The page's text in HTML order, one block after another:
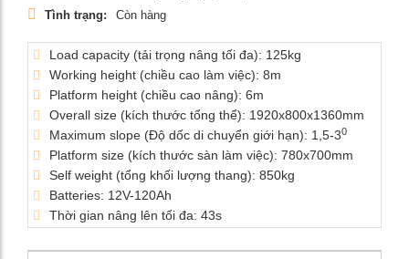
Tình trạng:
Còn hàng
Load capacity (tải trọng nâng tối đa): 125kg
Working height (chiều cao làm việc): 8m
Platform height (chiều cao nâng): 6m
Overall size (kích thước tổng thể): 1920x800x1360mm
Maximum slope (Độ dốc di chuyển giới hạn): 1,5-30
Platform size (kích thước sàn làm việc): 780x700mm
Self weight (tổng khối lượng thang): 850kg
Batteries: 12V-120Ah
Thời gian nâng lên tối đa: 43s